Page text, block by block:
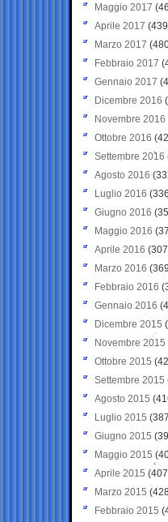
Maggio 2017
Aprile 2017
Marzo 2017
Febbraio 2017
Gennaio 2017
Dicembre 2016
Novembre 2016
Ottobre 2016
Settembre 2016
Agosto 2016
Luglio 2016
Giugno 2016
Maggio 2016
Aprile 2016
Marzo 2016
Febbraio 2016
Gennaio 2016
Dicembre 2015
Novembre 2015
Ottobre 2015
Settembre 2015
Agosto 2015
Luglio 2015
Giugno 2015
Maggio 2015
Aprile 2015
Marzo 2015
Febbraio 2015